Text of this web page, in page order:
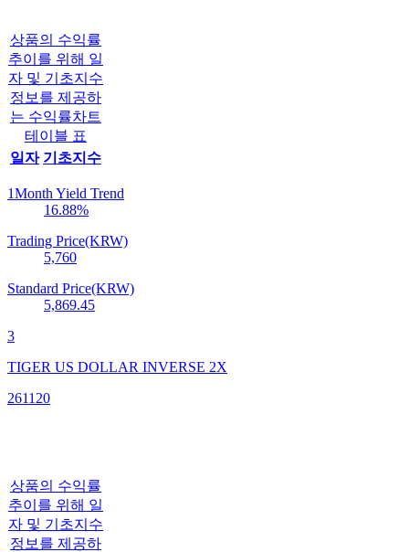
상품의 수익률
추이를 위해 일
자 및 기초지수
정보를 제공하
는 수익률차트
테이블 표
일자 기초지수
1Month Yield Trend
16.88%
Trading Price(KRW)
5,760
Standard Price(KRW)
5,869.45
3
TIGER US DOLLAR INVERSE 2X
261120
상품의 수익률
추이를 위해 일
자 및 기초지수
정보를 제공하